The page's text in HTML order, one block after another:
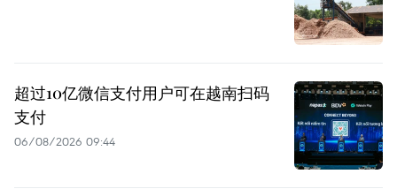
超过10亿微信支付用户可在越南扫码
支付
06/08/2026 09:44